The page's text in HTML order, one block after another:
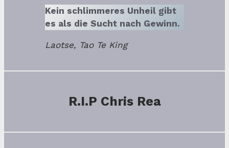
Kein schlimmeres Unheil gibt
es als die Sucht nach Gewinn.
Laotse, Tao Te King
R.I.P Chris Rea